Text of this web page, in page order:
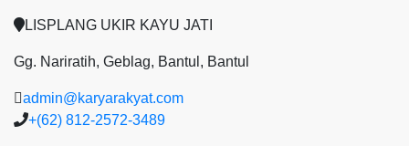
LISPLANG UKIR KAYU JATI
Gg. Nariratih, Geblag, Bantul, Bantul
admin@karyarakyat.com
+(62) 812-2572-3489